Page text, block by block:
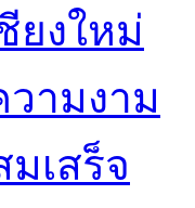
ยงใหม่
ามงาม
เสร็จ